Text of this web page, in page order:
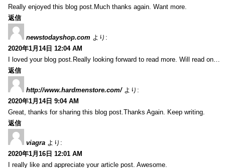
Really enjoyed this blog post.Much thanks again. Want more.
返信
newstodayshop.com より:
2020年1月14日 12:04 AM
I loved your blog post.Really looking forward to read more. Will read on…
返信
http://www.hardmenstore.com/ より:
2020年1月14日 9:04 AM
Great, thanks for sharing this blog post.Thanks Again. Keep writing.
返信
viagra より:
2020年1月16日 12:01 AM
I really like and appreciate your article post. Awesome.